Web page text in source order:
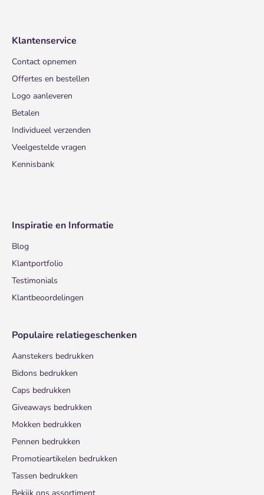
Klantenservice
Contact opnemen
Offertes en bestellen
Logo aanleveren
Betalen
Individueel verzenden
Veelgestelde vragen
Kennisbank
Inspiratie en Informatie
Blog
Klantportfolio
Testimonials
Klantbeoordelingen
Populaire relatiegeschenken
Aanstekers bedrukken
Bidons bedrukken
Caps bedrukken
Giveaways bedrukken
Mokken bedrukken
Pennen bedrukken
Promotieartikelen bedrukken
Tassen bedrukken